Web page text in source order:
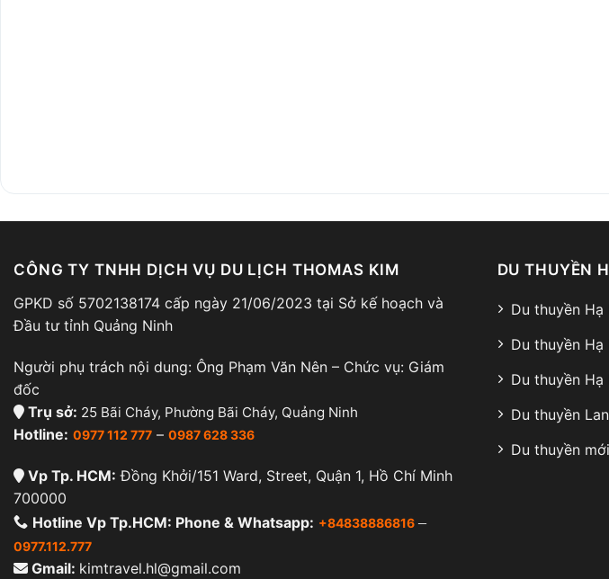
CÔNG TY TNHH DỊCH VỤ DU LỊCH THOMAS KIM
GPKD số 5702138174 cấp ngày 21/06/2023 tại Sở kế hoạch và
Đầu tư tỉnh Quảng Ninh
Người phụ trách nội dung: Ông Phạm Văn Nên – Chức vụ: Giám
đốc
Trụ sở: 25 Bãi Cháy, Phường Bãi Cháy, Quảng Ninh
Hotline: 0977 112 777 – 0987 628 336
Vp Tp. HCM: Đồng Khởi/151 Ward, Street, Quận 1, Hồ Chí Minh
700000
Hotline Vp Tp.HCM: Phone & Whatsapp: +84838886816 –
0977.112.777
Gmail: kimtravel.hl@gmail.com
DU THUYỀN
Du thuyền
Du thuyền
Du thuyền
Du thuyền
Du thuyền mới